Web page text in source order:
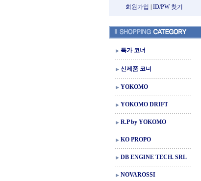
회원가입
ID/PW 찾기
특가 코너
신제품 코너
YOKOMO
YOKOMO DRIFT
R.P by YOKOMO
KO PROPO
DB ENGINE TECH. SRL
NOVAROSSI